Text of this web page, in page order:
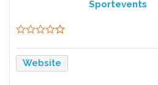
Sportevents
Website